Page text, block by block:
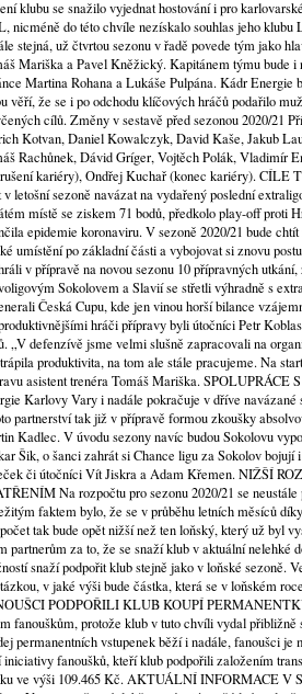
klubu se snažilo vyjednat hostování i pro
nicméně do této chvíle nezískalo souhlas jeho
stejná, už čtvrtou sezonu v řadě povede tým jako
Mariška a Pavel Kněžický. Kapitánem týmu bude
Martina Rohana a Lukáše Pulpána. Kádr
věří, že se i po odchodu klíčových hráčů podařilo
cílů. Změny v sestavě před sezonou 2020/21
Kotvan, Daniel Kowalczyk, David Kaše, Jakub
Rachůnek, Dávid Gríger, Vojtěch Polák, Vladimír
kariéry), Ondřej Kuchař (konec kariéry). CÍLE
v letošní sezoně navázat na vydařený poslední
místě se ziskem 71 bodů, předkolo play-off proti
epidemie koronaviru. V sezoně 2020/21 bude
umístění po základní části a vybojovat si znovu
v přípravě na novou sezonu 10 přípravných
Sokolovem a Slavií se střetli výhradně s
Česká Cupu, kde jen vinou horší bilance
hráči přípravy byli útočníci Petr
„V defenzívě jsme velmi slušně zapracovali na
produktivita, na tom ale stále pracujeme. Na
asistent trenéra Tomáš Mariška.
Karlovy Vary i nadále pokračuje v dříve
partnerství tak již v přípravě formou zkoušky
Kadlec. V úvodu sezony navíc budou Sokolovu
Šik, o šanci zahrát si Chance ligu za Sokolov
či útočníci Vít Jiskra a Adam Křemen. NIŽŠÍ
Na rozpočtu pro sezonu 2020/21 se
faktem bylo, že se v průběhu letních měsíců
tak bude opět nižší než ten loňský, který už byl
partnerům za to, že se snaží klub v aktuální nelehké
snaží podpořit klub stejně jako v loňské sezoně.
v jaké výši bude částka, která se v loňském
PODPOŘILI KLUB KOUPÍ
fanouškům, protože klub v tuto chvíli vydal
permanentních vstupenek běží i nadále, fanoušci
iniciativy fanoušků, kteří klub podpořili založením
ve výši 109.465 Kč. AKTUÁLNÍ INFORMACE V